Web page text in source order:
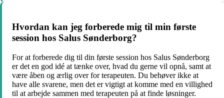
Hvordan kan jeg forberede mig til min første
session hos Salus Sønderborg?
For at forberede dig til din første session hos Salus Sønderborg
er det en god idé at tænke over, hvad du gerne vil opnå, samt at
være åben og ærlig over for terapeuten. Du behøver ikke at
have alle svarene, men det er vigtigt at komme med en villighed
til at arbejde sammen med terapeuten på at finde løsninger.